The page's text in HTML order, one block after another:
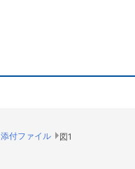
添付ファイル 図1